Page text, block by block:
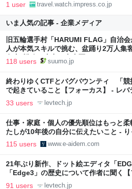
1 user travel.watch.impress.co.jp
いま人気の記事 - 企業メディア
旧五輪選手村「HARUMI FLAG」自治
人が本気スキルで挑む、盆踊り2万人集
向上”戦略 東京・中央区
118 users suumo.jp
終わりゆくCTFとバグバウンティ 「競
で起きていること【フォーカス】 - レ
33 users levtech.jp
仕事・家庭・個人の優先順位はもっと
たしが10年後の自分に伝えたいこと -
115 users www.e-aidem.com
21年ぶり新作、ドット絵エディタ「
「Edge3」の歴史について作者に聞く
LAB
91 users levtech.jp